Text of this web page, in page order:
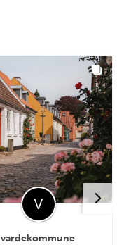
vardekommune